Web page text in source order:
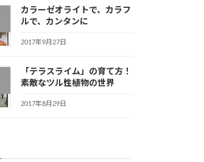
カラーゼオライトで、カラフ
ルで、カンタンに
2017年9月27日
「テラスライム」の育て方！
素敵なツル性植物の世界
2017年8月29日